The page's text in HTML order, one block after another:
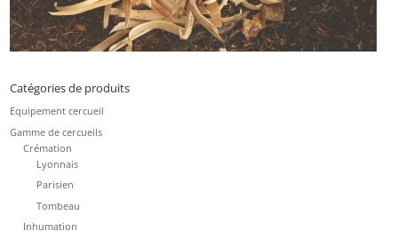
Catégories de produits
Equipement cercueil
Gamme de cercueils
Crémation
Lyonnais
Parisien
Tombeau
Inhumation